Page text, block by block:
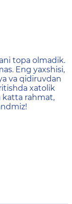
topa olmadik.
Eng yaxshisi,
va qidiruvdan
xatolik
katta rahmat,